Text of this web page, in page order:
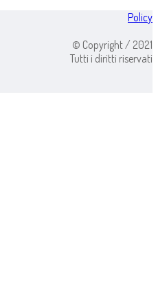
Policy
© Copyright / 2021
Tutti i diritti riservati